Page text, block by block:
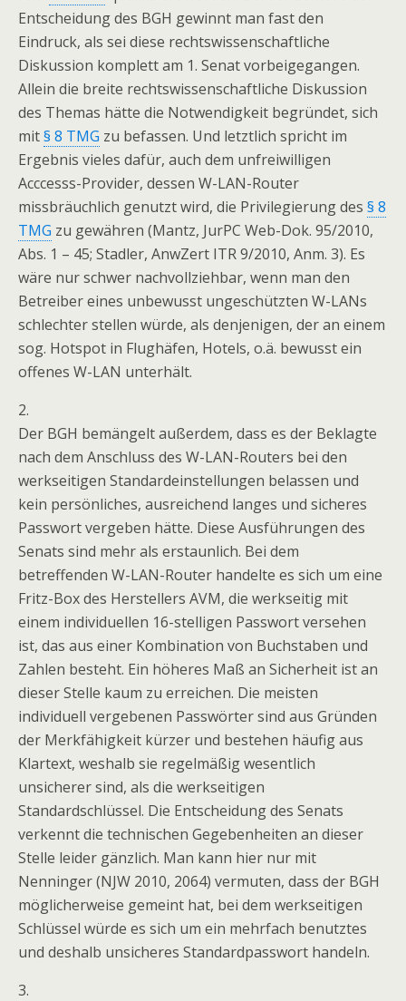
Entscheidung des BGH gewinnt man fast den
Eindruck, als sei diese rechtswissenschaftliche
Diskussion komplett am 1. Senat vorbeigegangen.
Allein die breite rechtswissenschaftliche Diskussion
des Themas hätte die Notwendigkeit begründet, sich
mit§ 8 TMG zu befassen. Und letztlich spricht im
Ergebnis vieles dafür, auch dem unfreiwilligen
Acccesss-Provider, dessen W-LAN-Router
missbräuchlich genutzt wird, die Privilegierung des § 8
TMG zu gewähren (Mantz, JurPC Web-Dok. 95/2010,
Abs. 1 – 45; Stadler, AnwZert ITR 9/2010, Anm. 3). Es
wäre nur schwer nachvollziehbar, wenn man den
Betreiber eines unbewusst ungeschützten W-LANs
schlechter stellen würde, als denjenigen, der an einem
sog. Hotspot in Flughäfen, Hotels, o.ä. bewusst ein
offenes W-LAN unterhält.
2.
Der BGH bemängelt außerdem, dass es der Beklagte
nach dem Anschluss des W-LAN-Routers bei den
werkseitigen Standardeinstellungen belassen und
kein persönliches, ausreichend langes und sicheres
Passwort vergeben hätte. Diese Ausführungen des
Senats sind mehr als erstaunlich. Bei dem
betreffenden W-LAN-Router handelte es sich um eine
Fritz-Box des Herstellers AVM, die werkseitig mit
einem individuellen 16-stelligen Passwort versehen
ist, das aus einer Kombination von Buchstaben und
Zahlen besteht. Ein höheres Maß an Sicherheit ist an
dieser Stelle kaum zu erreichen. Die meisten
individuell vergebenen Passwörter sind aus Gründen
der Merkfähigkeit kürzer und bestehen häufig aus
Klartext, weshalb sie regelmäßig wesentlich
unsicherer sind, als die werkseitigen
Standardschlüssel. Die Entscheidung des Senats
verkennt die technischen Gegebenheiten an dieser
Stelle leider gänzlich. Man kann hier nur mit
Nenninger (NJW 2010, 2064) vermuten, dass der BGH
möglicherweise gemeint hat, bei dem werkseitigen
Schlüssel würde es sich um ein mehrfach benutztes
und deshalb unsicheres Standardpasswort handeln.
3.